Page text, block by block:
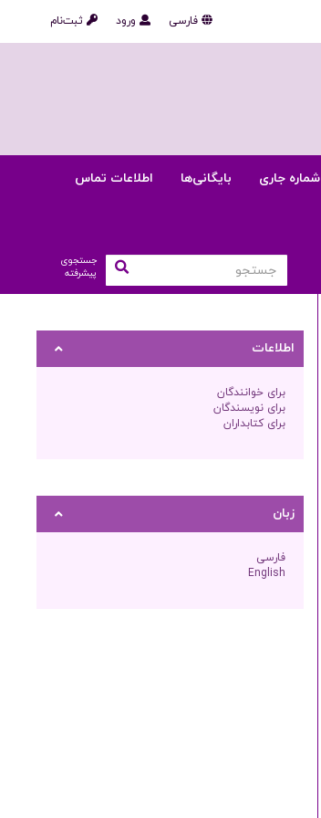
ثبت‌نام ورود فارسی
شماره جاری بایگانی‌ها اطلاعات تماس
جستجوی
پیشرفته
اطلاعات
برای خوانندگان
برای نویسندگان
برای کتابداران
زبان
فارسی
English